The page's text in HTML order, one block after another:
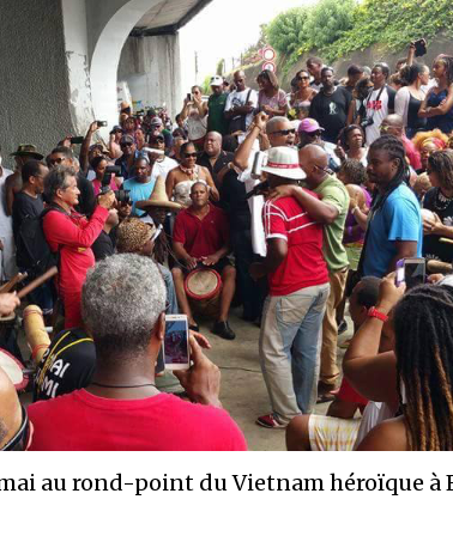
au rond-point du Vietnam héroïque à